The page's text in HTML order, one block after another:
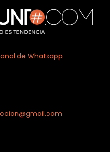
de Whatsapp.